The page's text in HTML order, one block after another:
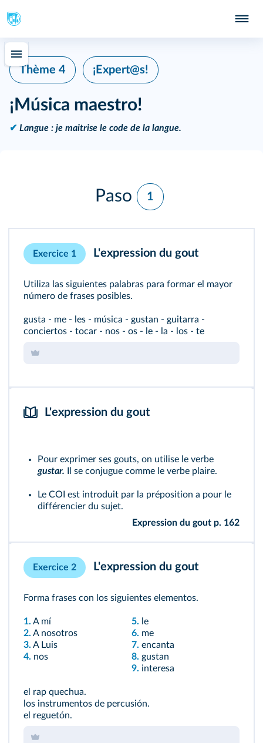
Thème 4 ¡Expert@s!
¡Música maestro!
✔ Langue : je maitrise le code de la langue.
Paso 1
Exercice 1 L'expression du gout
Utiliza las siguientes palabras para formar el mayor
número de frases posibles.
gusta - me - les - música - gustan - guitarra -
conciertos - tocar - nos - os - le - la - los - te
L'expression du gout
Pour exprimer ses gouts, on utilise le verbe
gustar. Il se conjugue comme le verbe plaire.
Le COI est introduit par la préposition a pour le
différencier du sujet.
Expression du gout p. 162
Exercice 2 L'expression du gout
Forma frases con los siguientes elementos.
1. A mí
2. A nosotros
3. A Luis
4. nos
5. le
6. me
7. encanta
8. gustan
9. interesa
el rap quechua.
los instrumentos de percusión.
el reguetón.